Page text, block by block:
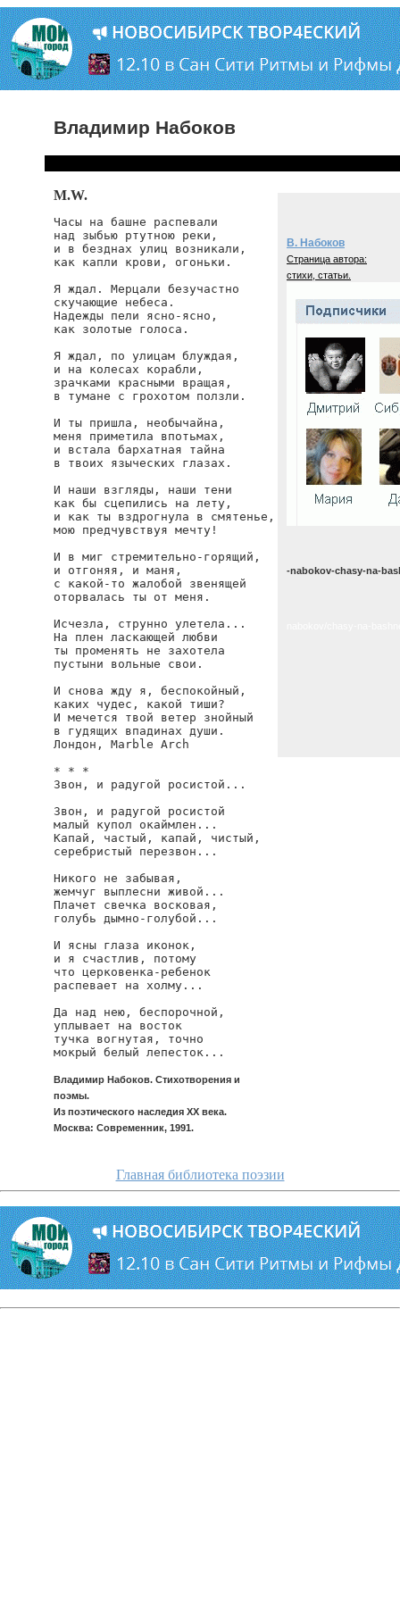
Владимир Набоков
M.W.
Часы на башне распевали
над зыбью ртутною реки,
и в безднах улиц возникали,
как капли крови, огоньки.
Я ждал. Мерцали безучастно
скучающие небеса.
Надежды пели ясно-ясно,
как золотые голоса.
Я ждал, по улицам блуждая,
и на колесах корабли,
зрачками красными вращая,
в тумане с грохотом ползли.
И ты пришла, необычайна,
меня приметила впотьмах,
и встала бархатная тайна
в твоих языческих глазах.
И наши взгляды, наши тени
как бы сцепились на лету,
и как ты вздрогнула в смятенье,
мою предчувствуя мечту!
И в миг стремительно-горящий,
и отгоняя, и маня,
с какой-то жалобой звенящей
оторвалась ты от меня.
Исчезла, струнно улетела...
На плен ласкающей любви
ты променять не захотела
пустыни вольные свои.
И снова жду я, беспокойный,
каких чудес, какой тиши?
И мечется твой ветер знойный
в гудящих впадинах души.
Лондон, Marble Arch
* * *
Звон, и радугой росистой...
Звон, и радугой росистой
малый купол окаймлен...
Капай, частый, капай, чистый,
серебристый перезвон...
Никого не забывая,
жемчуг выплесни живой...
Плачет свечка восковая,
голубь дымно-голубой...
И ясны глаза иконок,
и я счастлив, потому
что церковенка-ребенок
распевает на холму...
Да над нею, беспорочной,
уплывает на восток
тучка вогнутая, точно
мокрый белый лепесток...
Владимир Набоков. Стихотворения и
поэмы.
Из поэтического наследия XX века.
Москва: Современник, 1991.
В. Набоков
Страница автора:
стихи, статьи.
-nabokov-chasy-na-
Главная библиотека поэзии